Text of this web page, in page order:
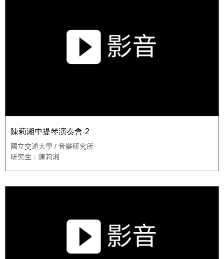
陳莉湘中提琴演奏會-2
國立交通大學 / 音樂研究所
研究生：陳莉湘